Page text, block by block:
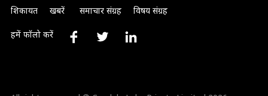
शिकायत
खबरें समाचार संग्रह विषय संग्रह
हमें फॉलो करें